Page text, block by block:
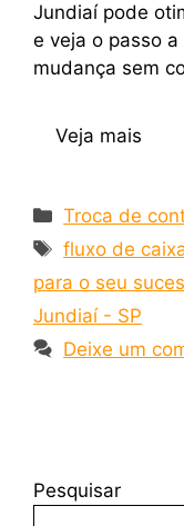
Jundiaí pode
e veja o passo
mudança sem
Veja mais
Troca de
fluxo de
para o seu
Jundiaí - SP
Deixe um
Pesquisar